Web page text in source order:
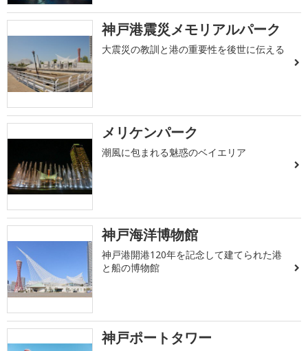
神戸港震災メモリアルパーク
大震災の教訓と港の重要性を後世に伝える
メリケンパーク
潮風に包まれる魅惑のベイエリア
神戸海洋博物館
神戸港開港120年を記念して建てられた港
と船の博物館
神戸ポートタワー